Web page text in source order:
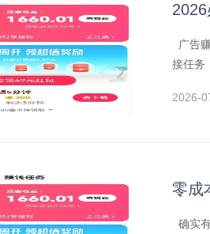
广告
接任务
2026-
零成
确实